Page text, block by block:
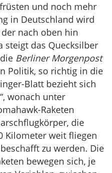
und noch mehr
in Deutschland wird
nach oben hin
steigt das Quecksilber
Berliner Morgenpost
Politik, so richtig in die
Blatt bezieht sich
wonach unter
Raketen
die
Kilometer weit fliegen
zu werden. Die
bewegen sich, je